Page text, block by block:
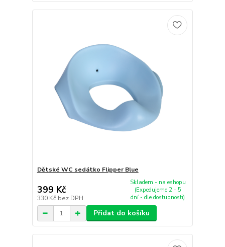
Dětské WC sedátko Flipper Blue
399 Kč
330 Kč bez DPH
Skladem - na eshopu
(Expedujeme 2 - 5
dní - dle dostupnosti)
Přidat do košíku